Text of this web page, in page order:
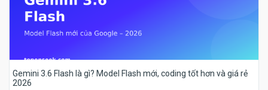
Gemini 3.6 Flash là gì? Model Flash mới, coding tốt hơn và giá rẻ
2026